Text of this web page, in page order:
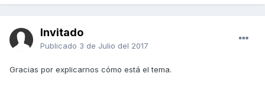
Invitado
Publicado 3 de Julio del 2017
Gracias por explicarnos cómo está el tema.